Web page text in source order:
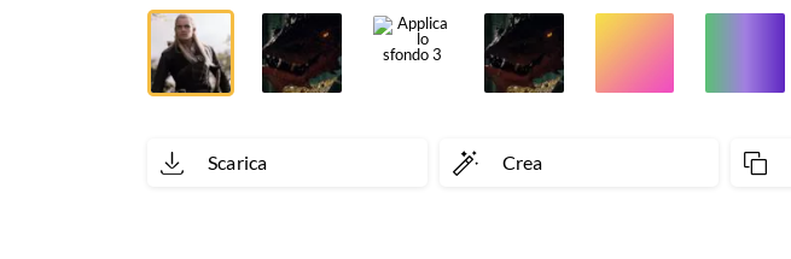
Scarica Crea